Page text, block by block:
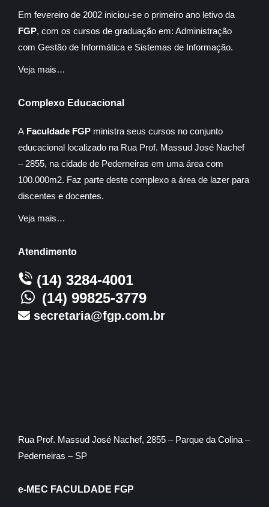
Em fevereiro de 2002 iniciou-se o primeiro ano letivo da
FGP, com os cursos de graduação em: Administração
com Gestão de Informática e Sistemas de Informação.
Veja mais…
Complexo Educacional
A Faculdade FGP ministra seus cursos no conjunto
educacional localizado na Rua Prof. Massud José Nachef
– 2855, na cidade de Pederneiras em uma área com
100.000m2. Faz parte deste complexo a área de lazer para
discentes e docentes.
Veja mais…
Atendimento
(14) 3284-4001
(14) 99825-3779
secretaria@fgp.com.br
Rua Prof. Massud José Nachef, 2855 – Parque da Colina –
Pederneiras – SP
e-MEC FACULDADE FGP